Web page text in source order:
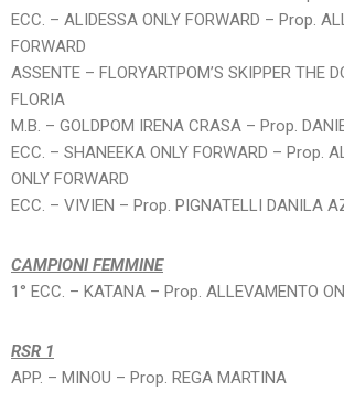
ECC. – ALIDESSA ONLY FORWARD – Prop.
FORWARD
ASSENTE – FLORYARTPOM’S SKIPPER THE
FLORIA
M.B. – GOLDPOM IRENA CRASA – Prop.
ECC. – SHANEEKA ONLY FORWARD – Prop.
ONLY FORWARD
ECC. – VIVIEN – Prop. PIGNATELLI DANILA
CAMPIONI FEMMINE
1° ECC. – KATANA – Prop. ALLEVAMENTO
RSR 1
APP. – MINOU – Prop. REGA MARTINA